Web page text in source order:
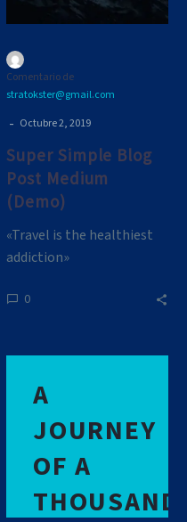
Comentario de
stratokster@gmail.com
- Octubre 2, 2019
Super Simple Blog
Post Medium
(Demo)
«Travel is the healthiest
addiction»
0
A
JOURNEY
OF A
THOUSAND